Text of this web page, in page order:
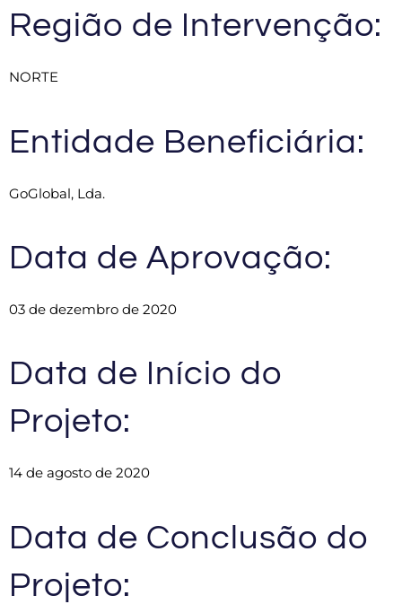
Região de Intervenção:
NORTE
Entidade Beneficiária:
GoGlobal, Lda.
Data de Aprovação:
03 de dezembro de 2020
Data de Início do
Projeto:
14 de agosto de 2020
Data de Conclusão do
Projeto: